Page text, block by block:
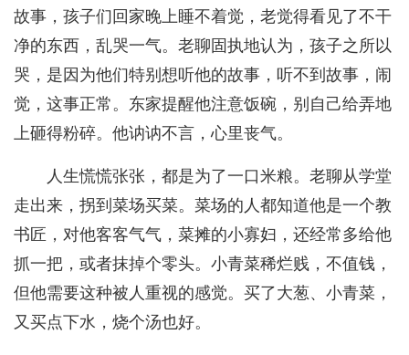
故事，孩子们回家晚上睡不着觉，老觉得看见了不干
净的东西，乱哭一气。老聊固执地认为，孩子之所以
哭，是因为他们特别想听他的故事，听不到故事，闹
觉，这事正常。东家提醒他注意饭碗，别自己给弄地
上砸得粉碎。他讷讷不言，心里丧气。
人生慌慌张张，都是为了一口米粮。老聊从学堂
走出来，拐到菜场买菜。菜场的人都知道他是一个教
书匠，对他客客气气，菜摊的小寡妇，还经常多给他
抓一把，或者抹掉个零头。小青菜稀烂贱，不值钱，
但他需要这种被人重视的感觉。买了大葱、小青菜，
又买点下水，烧个汤也好。